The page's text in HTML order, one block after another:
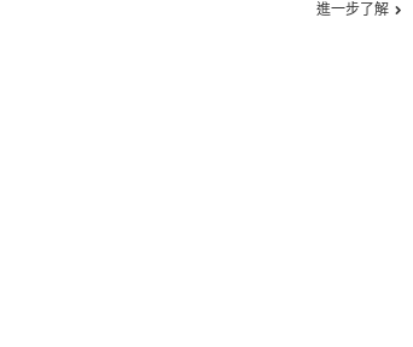
進一步了解